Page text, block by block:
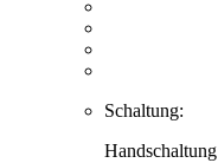
Schaltung:
Handschaltung